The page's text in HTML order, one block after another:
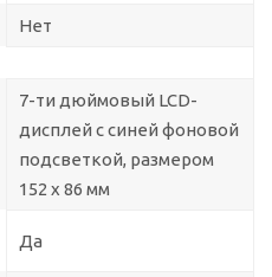
Нет
7-ти дюймовый LCD-
дисплей с синей фоновой
подсветкой, размером
152 х 86 мм
Да